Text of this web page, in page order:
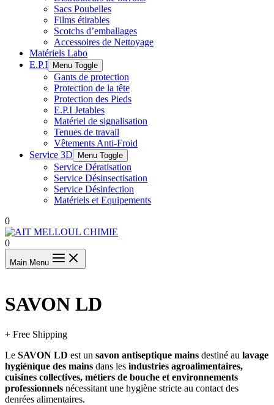
Sacs Poubelles
Films étirables
Scotchs d’emballages
Accessoires de Nettoyage
Matériels Labo
E.P.I
Menu Toggle
Gants de protection
Protection de la tête
Protection des Pieds
E.P.I Jetables
Matériel de signalisation
Tenues de travail
Vêtements Anti-Froid
Service 3D
Menu Toggle
Service Dératisation
Service Désinsectisation
Service Désinfection
Matériels et Equipements
0
0
Main Menu
SAVON LD
+ Free Shipping
Le SAVON LD est un savon antiseptique mains destiné au lavage
hygiénique des mains dans les industries agroalimentaires,
cuisines collectives, métiers de bouche et environnements
professionnels nécessitant une hygiène stricte au contact des
denrées alimentaires.